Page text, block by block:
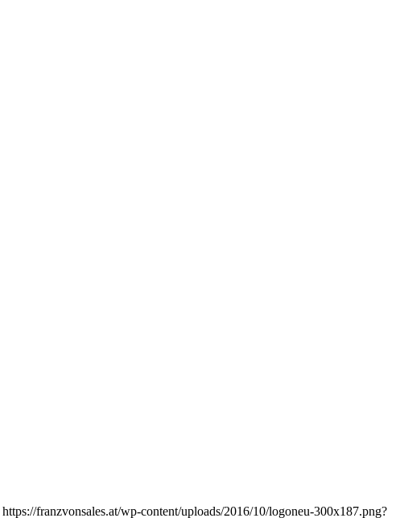
https://franzvonsales.at/wp-content/uploads/2016/10/logoneu-300x187.png?